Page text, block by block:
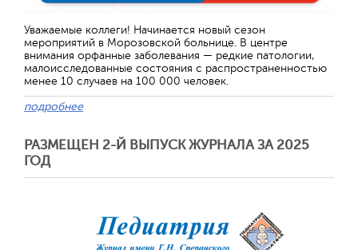
Уважаемые коллеги! Начинается новый сезон
мероприятий в Морозовской больнице. В центре
внимания орфанные заболевания — редкие патологии,
малоисследованные состояния с распространенностью
менее 10 случаев на 100 000 человек.
подробнее
РАЗМЕЩЕН 2-Й ВЫПУСК ЖУРНАЛА ЗА 2025
ГОД